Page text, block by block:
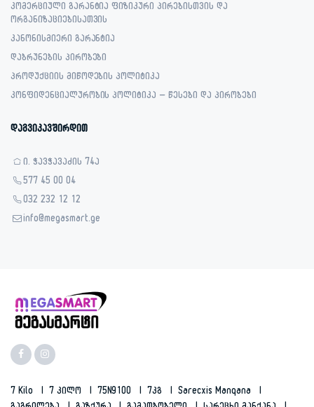
კომერციული გარანტია ფიზიკური პირებისთვის და
ორგანიზაციებისათვის
კანონისმიერი გარანტია
დაბრუნების პირობები
პროდუქციის მიწოდების პოლიტიკა
კონფიდენციალურობის პოლიტიკა – წესები და პირობები
დაგვიკავშირდით
ი. ჭავჭავაძის 74ა
577 45 00 04
032 232 12 12
info@megasmart.ge
7 Kilo 7 Კილო 75N9100 7კგ
Sarecxis Manqana